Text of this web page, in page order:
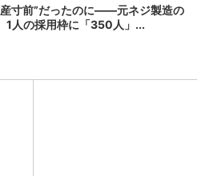
寸前”だったのに――元ネジ製造の
1人の採用枠に「350人」...